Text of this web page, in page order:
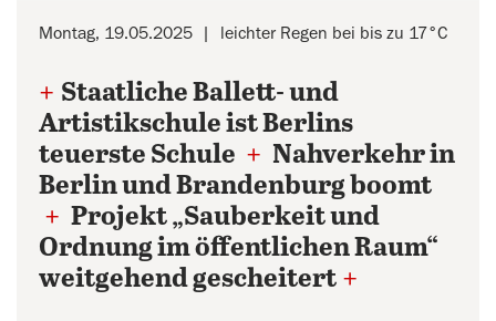
Montag, 19.05.2025 leichter Regen bei bis zu 17°C
+ Staatliche Ballett- und
Artistikschule ist Berlins
teuerste Schule + Nahverkehr in
Berlin und Brandenburg boomt
+ Projekt „Sauberkeit und
Ordnung im öffentlichen Raum“
weitgehend gescheitert +